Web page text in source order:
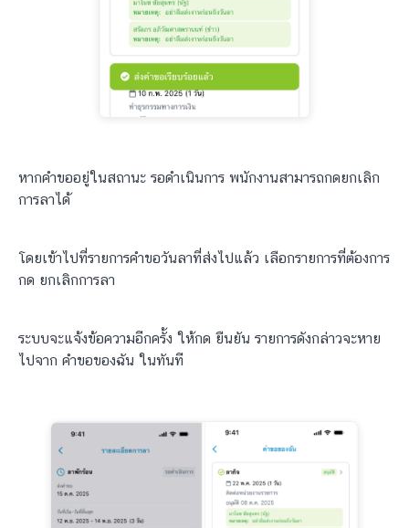
หากคำขออยู่ในสถานะ รอดำเนินการ พนักงานสามารถกดยกเลิก
การลาได้
โดยเข้าไปที่รายการคำขอวันลาที่ส่งไปแล้ว เลือกรายการที่ต้องการ
กด ยกเลิกการลา
ระบบจะแจ้งข้อความอีกครั้ง ให้กด ยืนยัน รายการดังกล่าวจะหาย
ไปจาก คำขอของฉัน ในทันที